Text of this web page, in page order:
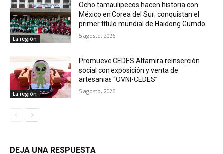
La región
Ocho tamaulipecos hacen historia con
México en Corea del Sur; conquistan el
primer título mundial de Haidong Gumdo
5 agosto, 2026
La región
Promueve CEDES Altamira reinserción
social con exposición y venta de
artesanías “OVNI-CEDES”
5 agosto, 2026
DEJA UNA RESPUESTA